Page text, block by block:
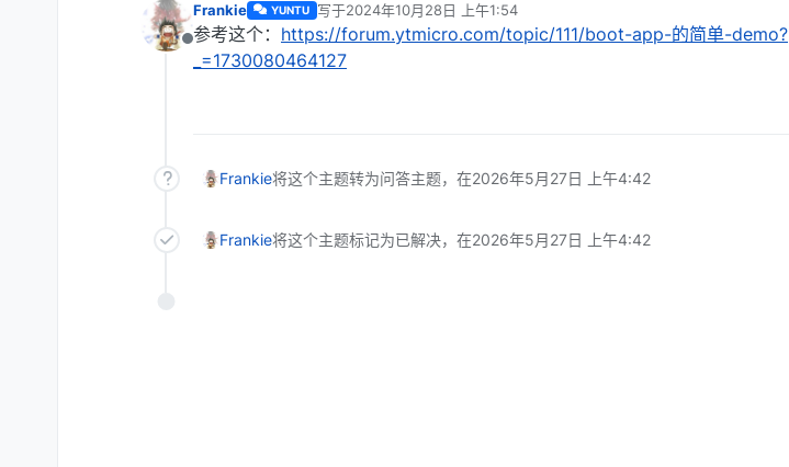
离线
Frankie YUNTU 写于2024年10月28日 上午1:54
最后由 编辑
参考这个： https://forum.ytmicro.com/topic/111/boot-app-的简单-demo?
_=1730080464127
Frankie将这个主题转为问答主题，在2026年5月27日 上午4:42
Frankie将这个主题标记为已解决，在2026年5月27日 上午4:42